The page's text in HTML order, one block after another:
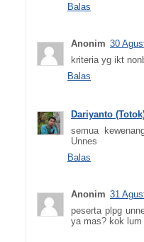
Balas
Anonim 30
kriteria yg ikt
Balas
Dariyanto
semua
Unnes
Balas
Anonim 31
peserta plpg
ya mas? kok lum